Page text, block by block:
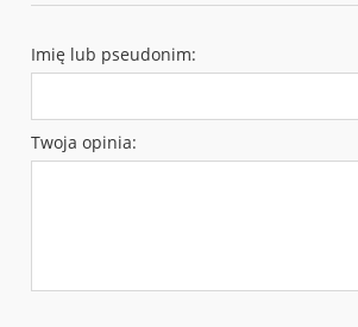
Imię lub pseudonim:
Twoja opinia: